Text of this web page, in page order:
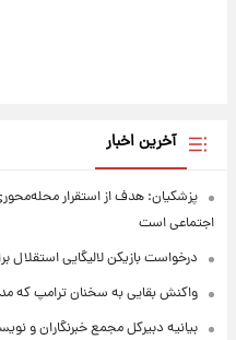
آخرین اخبار
پزشکیان: هدف از استقرار
اجتماعی است
درخواست بازیکن لالیگایی
واکنش بقایی به سخنان ترامپ که
بیانیه دبیرکل مجمع خبرنگاران و